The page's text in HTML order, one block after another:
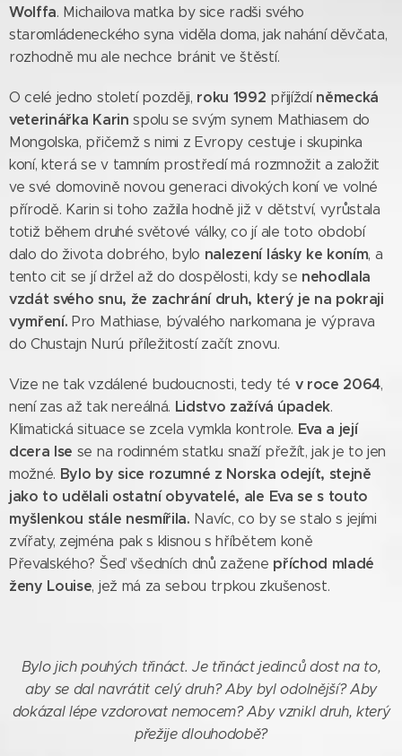
Wolffa. Michailova matka by sice radši svého
staromládeneckého syna viděla doma, jak nahání děvčata,
rozhodně mu ale nechce bránit ve štěstí.
O celé jedno století později, roku 1992 přijíždí německá
veterinářka Karin spolu se svým synem Mathiasem do
Mongolska, přičemž s nimi z Evropy cestuje i skupinka
koní, která se v tamním prostředí má rozmnožit a založit
ve své domovině novou generaci divokých koní ve volné
přírodě. Karin si toho zažila hodně již v dětství, vyrůstala
totiž během druhé světové války, co jí ale toto období
dalo do života dobrého, bylo nalezení lásky ke koním, a
tento cit se jí držel až do dospělosti, kdy se nehodlala
vzdát svého snu, že zachrání druh, který je na pokraji
vymření.Pro Mathiase, bývalého narkomana je výprava
do Chustajn Nurú příležitostí začít znovu.
Vize ne tak vzdálené budoucnosti, tedy té v roce 2064,
není zas až tak nereálná. Lidstvo zažívá úpadek.
Klimatická situace se zcela vymkla kontrole. Eva a její
dcera Ise se na rodinném statku snaží přežít, jak je to jen
možné. Bylo by sice rozumné z Norska odejít, stejně
jako to udělali ostatní obyvatelé, ale Eva se s touto
myšlenkou stále nesmířila. Navíc, co by se stalo s jejími
zvířaty, zejména pak s klisnou s hříbětem koně
Převalského? Šeď všedních dnů zažene příchod mladé
ženy Louise, jež má za sebou trpkou zkušenost.
Bylo jich pouhých třináct. Je třináct jedinců dost na to,
aby se dal navrátit celý druh? Aby byl odolnější? Aby
dokázal lépe vzdorovat nemocem? Aby vznikl druh, který
přežije dlouhodobě?